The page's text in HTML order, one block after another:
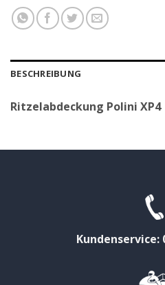
BESCHREIBUNG
Ritzelabdeckung Polini XP4
Kundenservice: